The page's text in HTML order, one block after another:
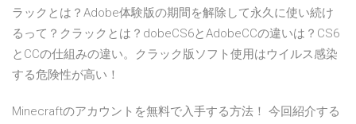
ラックとは？Adobe体験版の期間を解除して永久に使い続け
るって？クラックとは？dobeCS6とAdobeCCの違いは？CS6
とCCの仕組みの違い。クラック版ソフト使用はウイルス感染
する危険性が高い！
Minecraftのアカウントを無料で入手する方法！ 今回紹介する